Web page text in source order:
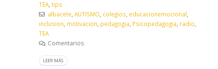
TEA tips
albacete AUTISMO colegios educacionemocional
inclusion motivacion pedagogia Psicopedagogia radio
TEA
Comentarios
LEER MÁS